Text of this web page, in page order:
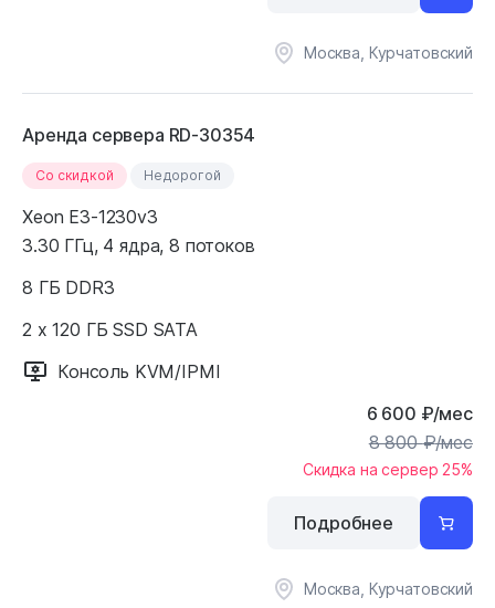
Москва, Курчатовский
Аренда сервера RD-30354
Cо скидкой Недорогой
Xeon E3-1230v3
3.30 ГГц, 4 ядра, 8 потоков
8 ГБ DDR3
2 x 120 ГБ SSD SATA
Консоль KVM/IPMI
6 600 ₽/мес
8 800₽/мес
Скидка на сервер 25%
Москва, Курчатовский
Подробнее